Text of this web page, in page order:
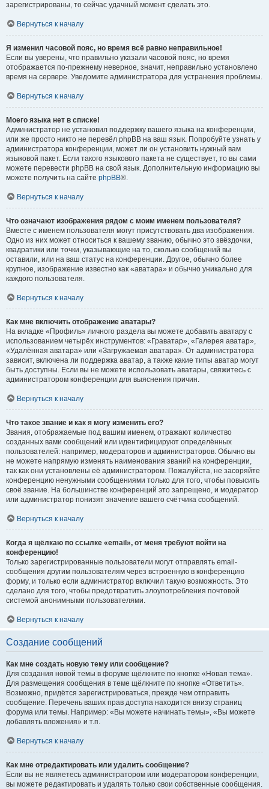
зарегистрированы, то сейчас удачный момент сделать это.
Вернуться к началу
Я изменил часовой пояс, но время всё равно неправильное!
Если вы уверены, что правильно указали часовой пояс, но время
отображается по-прежнему неверное, значит, неправильно установлено
время на сервере. Уведомите администратора для устранения проблемы.
Вернуться к началу
Моего языка нет в списке!
Администратор не установил поддержку вашего языка на конференции,
или же просто никто не перевёл phpBB на ваш язык. Попробуйте узнать у
администратора конференции, может ли он установить нужный вам
языковой пакет. Если такого языкового пакета не существует, то вы сами
можете перевести phpBB на свой язык. Дополнительную информацию вы
можете получить на сайте phpBB®.
Вернуться к началу
Что означают изображения рядом с моим именем пользователя?
Вместе с именем пользователя могут присутствовать два изображения.
Одно из них может относиться к вашему званию, обычно это звёздочки,
квадратики или точки, указывающие на то, сколько сообщений вы
оставили, или на ваш статус на конференции. Другое, обычно более
крупное, изображение известно как «аватара» и обычно уникально для
каждого пользователя.
Вернуться к началу
Как мне включить отображение аватары?
На вкладке «Профиль» личного раздела вы можете добавить аватару с
использованием четырёх инструментов: «Граватар», «Галерея аватар»,
«Удалённая аватара» или «Загружаемая аватара». От администратора
зависит, включена ли поддержка аватар, а также какие типы аватар могут
быть доступны. Если вы не можете использовать аватары, свяжитесь с
администратором конференции для выяснения причин.
Вернуться к началу
Что такое звание и как я могу изменить его?
Звания, отображаемые под вашим именем, отражают количество
созданных вами сообщений или идентифицируют определённых
пользователей: например, модераторов и администраторов. Обычно вы
не можете напрямую изменять наименования званий на конференции,
так как они установлены её администратором. Пожалуйста, не засоряйте
конференцию ненужными сообщениями только для того, чтобы повысить
своё звание. На большинстве конференций это запрещено, и модератор
или администратор понизят значение вашего счётчика сообщений.
Вернуться к началу
Когда я щёлкаю по ссылке «email», от меня требуют войти на
конференцию!
Только зарегистрированные пользователи могут отправлять email-
сообщения другим пользователям через встроенную в конференцию
форму, и только если администратор включил такую возможность. Это
сделано для того, чтобы предотвратить злоупотребления почтовой
системой анонимными пользователями.
Вернуться к началу
Создание сообщений
Как мне создать новую тему или сообщение?
Для создания новой темы в форуме щёлкните по кнопке «Новая тема».
Для размещения сообщения в теме щёлкните по кнопке «Ответить».
Возможно, придётся зарегистрироваться, прежде чем отправить
сообщение. Перечень ваших прав доступа находится внизу страниц
форума или темы. Например: «Вы можете начинать темы», «Вы можете
добавлять вложения» и т.п.
Вернуться к началу
Как мне отредактировать или удалить сообщение?
Если вы не являетесь администратором или модератором конференции,
вы можете редактировать и удалять только свои собственные сообщения.